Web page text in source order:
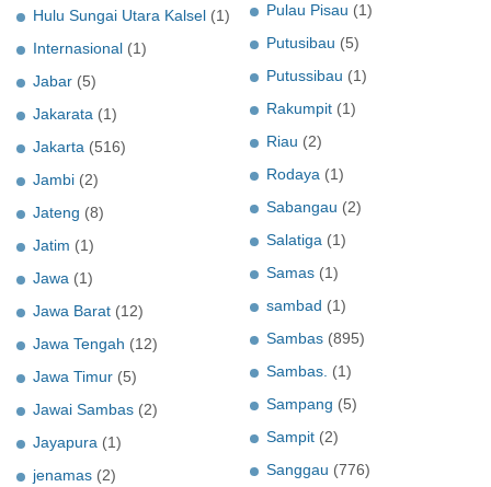
Hulu Sungai Utara Kalsel (1)
Internasional (1)
Jabar (5)
Jakarata (1)
Jakarta (516)
Jambi (2)
Jateng (8)
Jatim (1)
Jawa (1)
Jawa Barat (12)
Jawa Tengah (12)
Jawa Timur (5)
Jawai Sambas (2)
Jayapura (1)
jenamas (2)
Pulau Pisau (1)
Putusibau (5)
Putussibau (1)
Rakumpit (1)
Riau (2)
Rodaya (1)
Sabangau (2)
Salatiga (1)
Samas (1)
sambad (1)
Sambas (895)
Sambas. (1)
Sampang (5)
Sampit (2)
Sanggau (776)